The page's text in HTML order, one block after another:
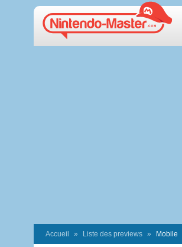
Accueil Liste des previews Mobile